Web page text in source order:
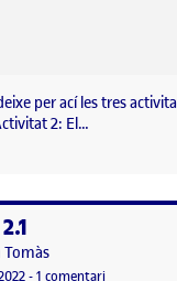
per ací les tres
2: El…
Tomàs
-1 comentaria ENTREGA